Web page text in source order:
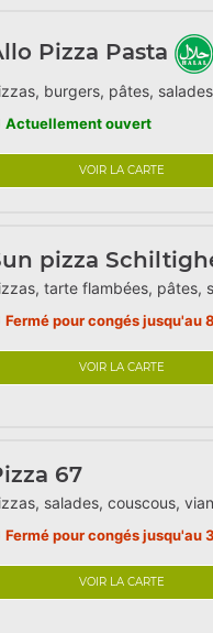
Pizza Pasta
burgers, pâtes,
Actuellement ouvert
VOIR LA CARTE
pizza
tarte flambées, pâtes,
Fermé pour congés jusqu'au
VOIR LA CARTE
67
salades, couscous,
Fermé pour congés jusqu'au
VOIR LA CARTE